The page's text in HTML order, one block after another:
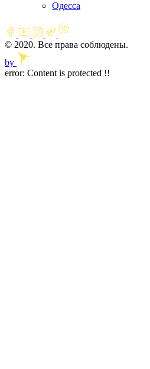
Одесса
© 2020. Все права соблюдены.
by
error: Content is protected !!